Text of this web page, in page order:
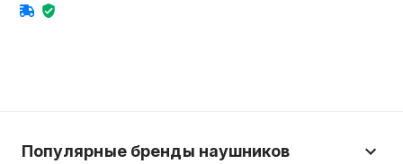
Популярные бренды наушников